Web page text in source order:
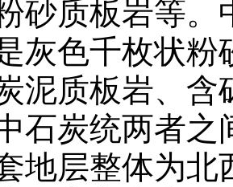
砂质板岩等。
灰色千枚状粉
泥质板岩、含
石炭统两者之
地层整体为北